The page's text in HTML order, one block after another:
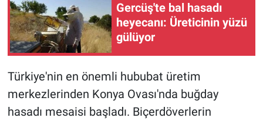
Gercüş'te bal hasadı
heyecanı: Üreticinin yüzü
gülüyor
Türkiye'nin en önemli hububat üretim
merkezlerinden Konya Ovası'nda buğday
hasadı mesaisi başladı. Biçerdöverlerin